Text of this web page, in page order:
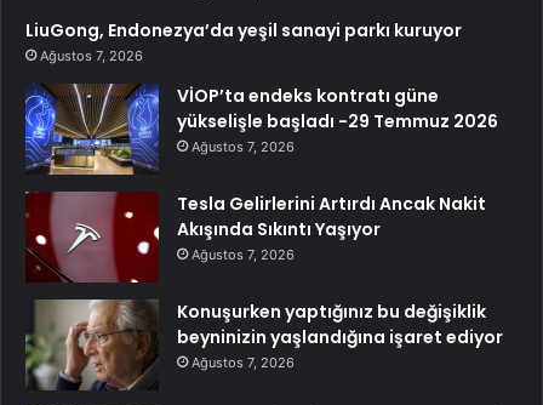
LiuGong, Endonezya’da yeşil sanayi parkı kuruyor
Ağustos 7, 2026
VİOP’ta endeks kontratı güne
yükselişle başladı -29 Temmuz 2026
Ağustos 7, 2026
Tesla Gelirlerini Artırdı Ancak Nakit
Akışında Sıkıntı Yaşıyor
Ağustos 7, 2026
Konuşurken yaptığınız bu değişiklik
beyninizin yaşlandığına işaret ediyor
Ağustos 7, 2026